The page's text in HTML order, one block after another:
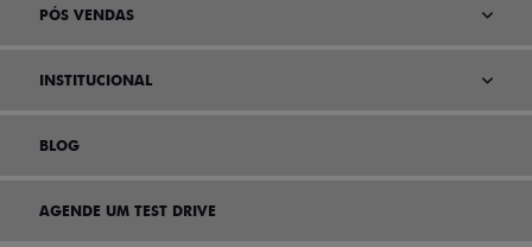
PÓS VENDAS
INSTITUCIONAL
BLOG
AGENDE UM TEST DRIVE